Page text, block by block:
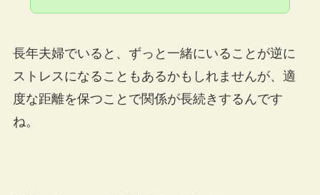
長年夫婦でいると、ずっと一緒にいることが逆に
ストレスになることもあるかもしれませんが、適
度な距離を保つことで関係が長続きするんです
ね。